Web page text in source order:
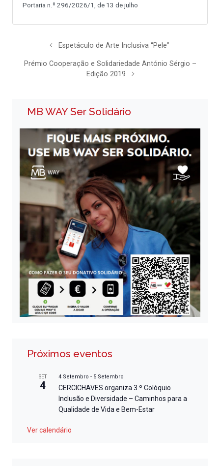
Portaria n.º 296/2026/1, de 13 de julho
Espetáculo de Arte Inclusiva “Pele”
Prémio Cooperação e Solidariedade António Sérgio –
Edição 2019
MB WAY Ser Solidário
Próximos eventos
SET
4
4 Setembro - 5 Setembro
CERCICHAVES organiza 3.º Colóquio
Inclusão e Diversidade – Caminhos para a
Qualidade de Vida e Bem-Estar
Ver calendário